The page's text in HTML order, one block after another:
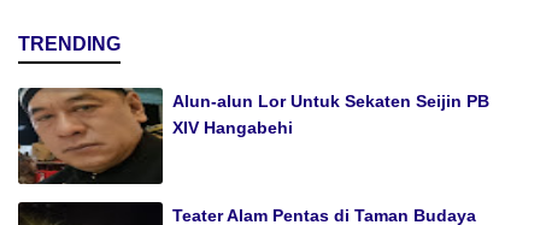
TRENDING
Alun-alun Lor Untuk Sekaten Seijin PB
XIV Hangabehi
Teater Alam Pentas di Taman Budaya